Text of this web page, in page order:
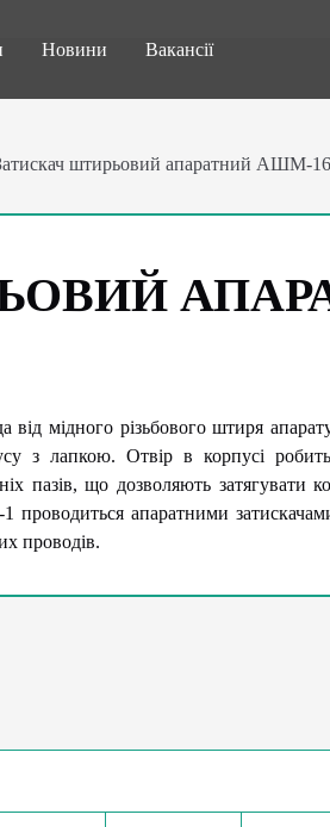
Новини Вакансії
штирьовий апаратний АШМ-
мідного різьбового штиря
з лапкою. Отвір в корпусі
пазів, що дозволяють затягувати
проводиться апаратними
проводів.